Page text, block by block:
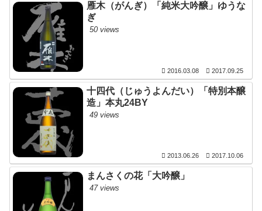
雁木（がんぎ）「純米大吟醸」ゆうな
ぎ
50 views
2016.03.08 2017.09.25
十四代（じゅうよんだい）「特別本醸
造」本丸24BY
49 views
2013.06.26 2017.10.06
まんさくの花「大吟醸」
47 views